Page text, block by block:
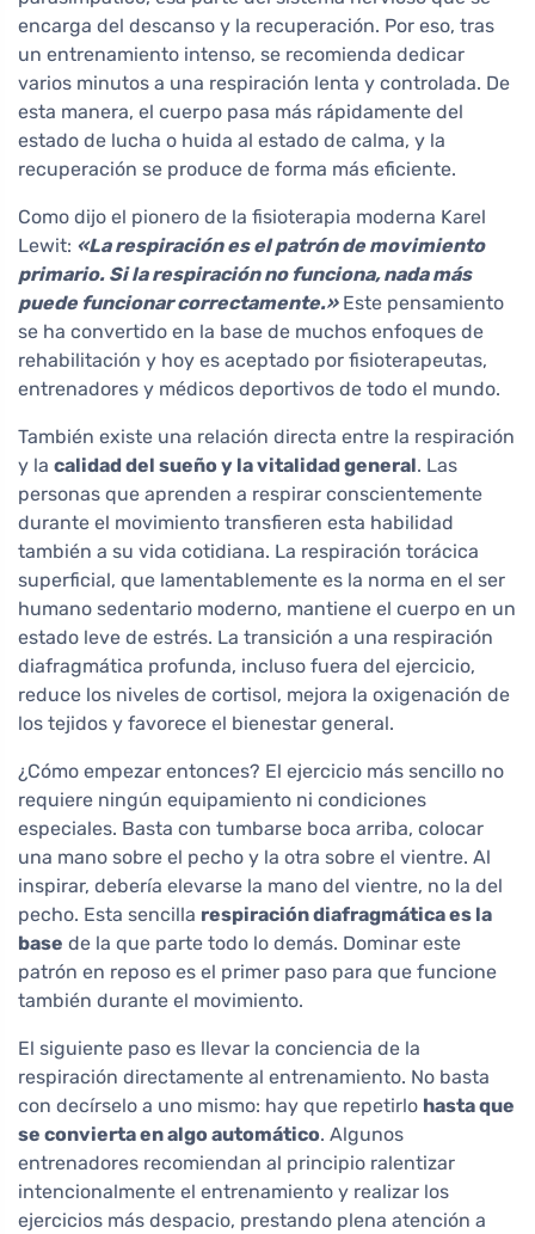
encarga del descanso y la recuperación. Por eso, tras
un entrenamiento intenso, se recomienda dedicar
varios minutos a una respiración lenta y controlada. De
esta manera, el cuerpo pasa más rápidamente del
estado de lucha o huida al estado de calma, y la
recuperación se produce de forma más eficiente.
Como dijo el pionero de la fisioterapia moderna Karel
Lewit: «La respiración es el patrón de movimiento
primario. Si la respiración no funciona, nada más
puede funcionar correctamente.»Este pensamiento
se ha convertido en la base de muchos enfoques de
rehabilitación y hoy es aceptado por fisioterapeutas,
entrenadores y médicos deportivos de todo el mundo.
También existe una relación directa entre la respiración
y la calidad del sueño y la vitalidad general. Las
personas que aprenden a respirar conscientemente
durante el movimiento transfieren esta habilidad
también a su vida cotidiana. La respiración torácica
superficial, que lamentablemente es la norma en el ser
humano sedentario moderno, mantiene el cuerpo en un
estado leve de estrés. La transición a una respiración
diafragmática profunda, incluso fuera del ejercicio,
reduce los niveles de cortisol, mejora la oxigenación de
los tejidos y favorece el bienestar general.
¿Cómo empezar entonces? El ejercicio más sencillo no
requiere ningún equipamiento ni condiciones
especiales. Basta con tumbarse boca arriba, colocar
una mano sobre el pecho y la otra sobre el vientre. Al
inspirar, debería elevarse la mano del vientre, no la del
pecho. Esta sencilla respiración diafragmática es la
base de la que parte todo lo demás. Dominar este
patrón en reposo es el primer paso para que funcione
también durante el movimiento.
El siguiente paso es llevar la conciencia de la
respiración directamente al entrenamiento. No basta
con decírselo a uno mismo: hay que repetirlo hasta que
se convierta en algo automático. Algunos
entrenadores recomiendan al principio ralentizar
intencionalmente el entrenamiento y realizar los
ejercicios más despacio, prestando plena atención a